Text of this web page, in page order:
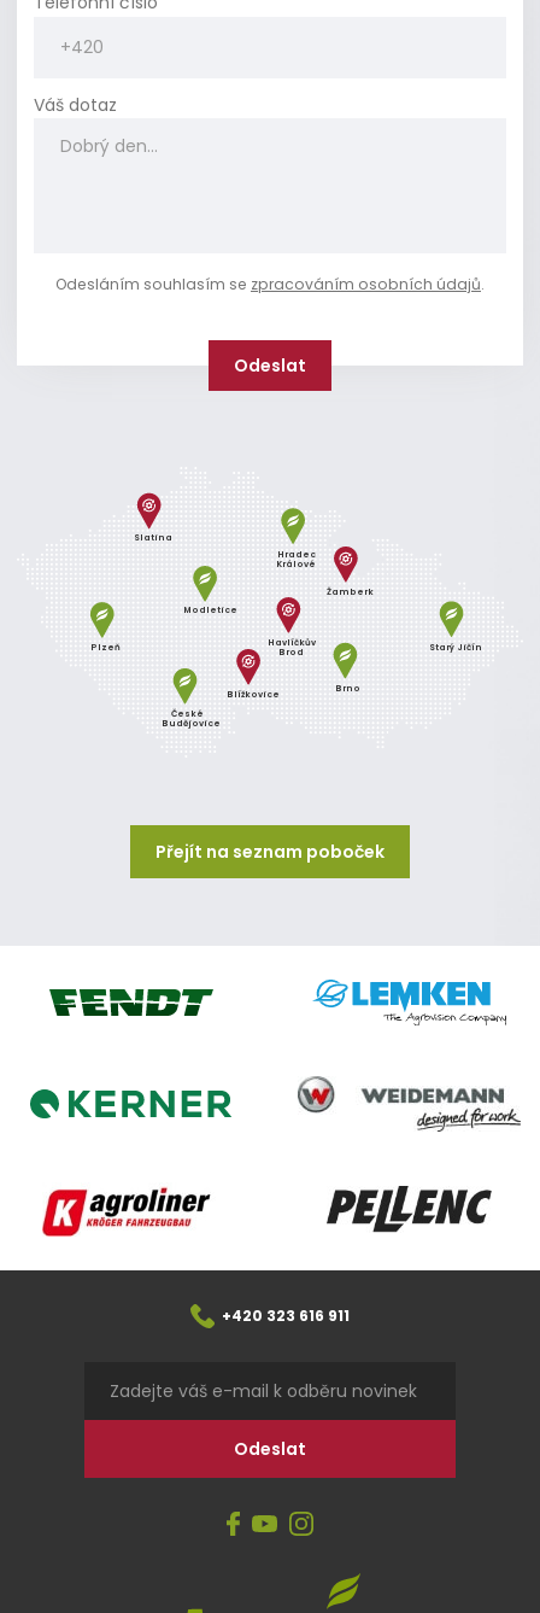
Váš dotaz
Odesláním souhlasím se zpracováním osobních údajů.
Brno
Slatina
Blížkovice
Havlíčkův
Brod
Žamberk
Starý Jičín
Hradec
Králové
Modletice
České
Budějovice
Plzeň
Přejít na seznam poboček
Fendt Lemken
Kerner
Weidemann
Agroliner Pellenc
+420 323 616 911